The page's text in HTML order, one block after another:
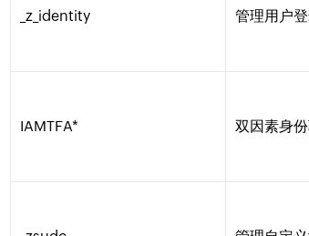
_z_identity 管理用户
IAMTFA* 双因素身